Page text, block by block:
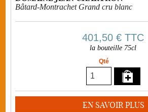
Bâtard-Montrachet Grand cru blanc
401,50 € TTC
la bouteille 75cl
Qté
EN SAVOIR PLUS